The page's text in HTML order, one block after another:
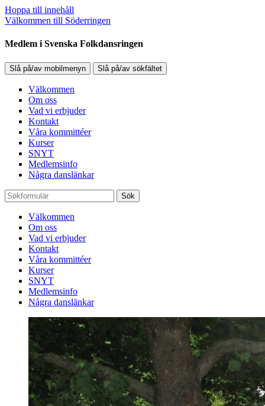
Hoppa till innehåll
Välkommen till Söderringen
Medlem i Svenska Folkdansringen
Slå på/av mobilmenyn Slå på/av sökfältet
Välkommen
Om oss
Vad vi erbjuder
Kontakt
Våra kommittéer
Kurser
SNYT
Medlemsinfo
Några danslänkar
Sök
Välkommen
Om oss
Vad vi erbjuder
Kontakt
Våra kommittéer
Kurser
SNYT
Medlemsinfo
Några danslänkar